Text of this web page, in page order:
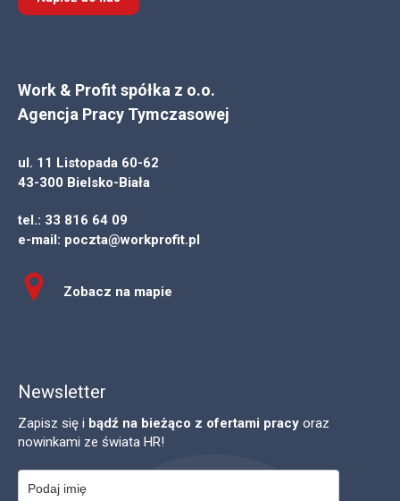
Work & Profit spółka z o.o.
Agencja Pracy Tymczasowej
ul. 11 Listopada 60-62
43-300 Bielsko-Biała
tel.: 33 816 64 09
e-mail: poczta@workprofit.pl
Zobacz na mapie
Newsletter
Zapisz się i bądź na bieżąco z ofertami pracy oraz
nowinkami ze świata HR!